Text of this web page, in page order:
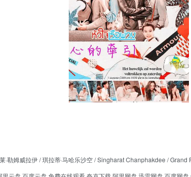
·勒姆威拉伊 / 琪拉蒂·马哈乐沙空 / Singharat Chanphakdee /